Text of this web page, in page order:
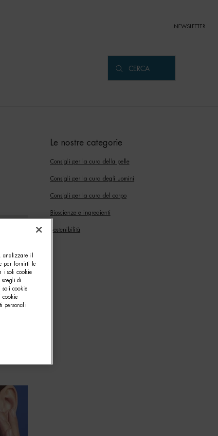
NEWSLETTER
CERCA
Le nostre categorie
Consigli per la cura della pelle
Consigli per la cura degli uomini
Consigli per la cura del corpo
Bioscienze e ingredienti
Sostenibilità
analizzare il
per fornirti le
i soli cookie
scegli di
soli cookie
cookie
personali